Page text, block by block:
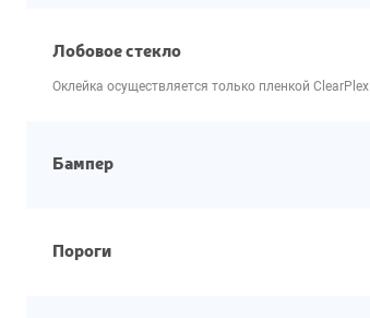
Лобовое стекло
Оклейка осуществляется только пленкой ClearPlex
Бампер
Пороги